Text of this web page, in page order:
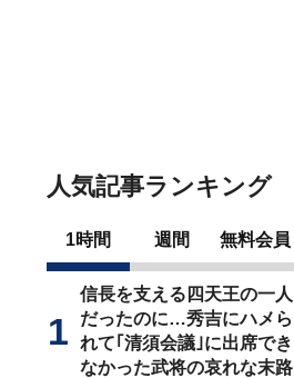
人気記事ランキング
1時間 週間 無料会員
信長を支える四天王の一人
だったのに…秀吉にハメら
れて｢清須会議｣に出席でき
なかった武将の哀れな末路